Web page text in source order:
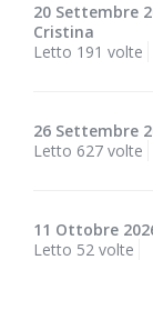
20 Settembre
Cristina
Letto 191 volte
26 Settembre
Letto 627 volte
11 Ottobre
Letto 52 volte